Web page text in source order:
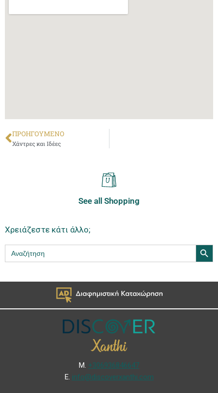
ΠΡΟΗΓΟΎΜΕΝΟ
Χάντρες και Ιδέες
See all Shopping
Χρειάζεστε κάτι άλλο;
Search
for:
Search
Μ. +306936846647
Ε. info@discoverxanthi.com